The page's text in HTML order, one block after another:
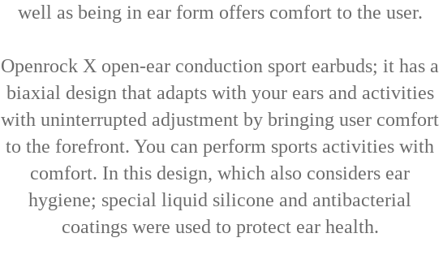
well as being in ear form offers comfort to the user.
Openrock X open-ear conduction sport earbuds; it has a
biaxial design that adapts with your ears and activities
with uninterrupted adjustment by bringing user comfort
to the forefront. You can perform sports activities with
comfort. In this design, which also considers ear
hygiene; special liquid silicone and antibacterial
coatings were used to protect ear health.